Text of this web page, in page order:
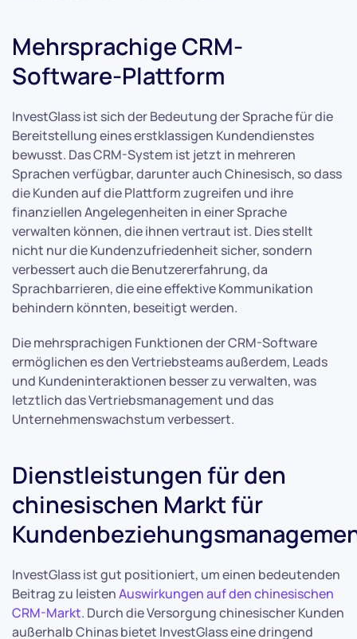
Mehrsprachige CRM-
Software-Plattform
InvestGlass ist sich der Bedeutung der Sprache für die
Bereitstellung eines erstklassigen Kundendienstes
bewusst. Das CRM-System ist jetzt in mehreren
Sprachen verfügbar, darunter auch Chinesisch, so dass
die Kunden auf die Plattform zugreifen und ihre
finanziellen Angelegenheiten in einer Sprache
verwalten können, die ihnen vertraut ist. Dies stellt
nicht nur die Kundenzufriedenheit sicher, sondern
verbessert auch die Benutzererfahrung, da
Sprachbarrieren, die eine effektive Kommunikation
behindern könnten, beseitigt werden.
Die mehrsprachigen Funktionen der CRM-Software
ermöglichen es den Vertriebsteams außerdem, Leads
und Kundeninteraktionen besser zu verwalten, was
letztlich das Vertriebsmanagement und das
Unternehmenswachstum verbessert.
Dienstleistungen für den
chinesischen Markt für
InvestGlass ist gut positioniert, um einen bedeutenden
Beitrag zu leistenAuswirkungen auf den chinesischen
CRM-Markt. Durch die Versorgung chinesischer Kunden
außerhalb Chinas bietet InvestGlass eine dringend